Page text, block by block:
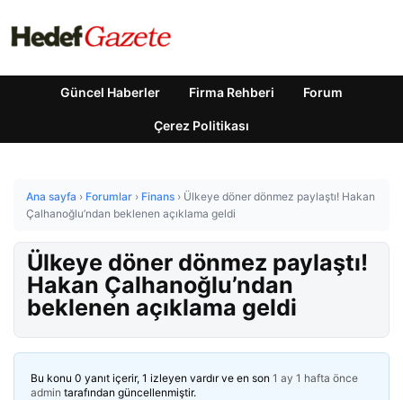
Güncel Haberler Firma Rehberi Forum
Çerez Politikası
Ana sayfa › Forumlar › Finans › Ülkeye döner dönmez paylaştı! Hakan
Çalhanoğlu’ndan beklenen açıklama geldi
Ülkeye döner dönmez paylaştı!
Hakan Çalhanoğlu’ndan
beklenen açıklama geldi
Bu konu 0 yanıt içerir, 1 izleyen vardır ve en son 1 ay 1 hafta önce
admin tarafından güncellenmiştir.